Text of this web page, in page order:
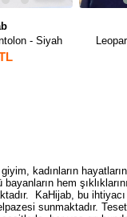
- Siyah
kadınların
hem
KaHijab, bu
sunmaktadır.